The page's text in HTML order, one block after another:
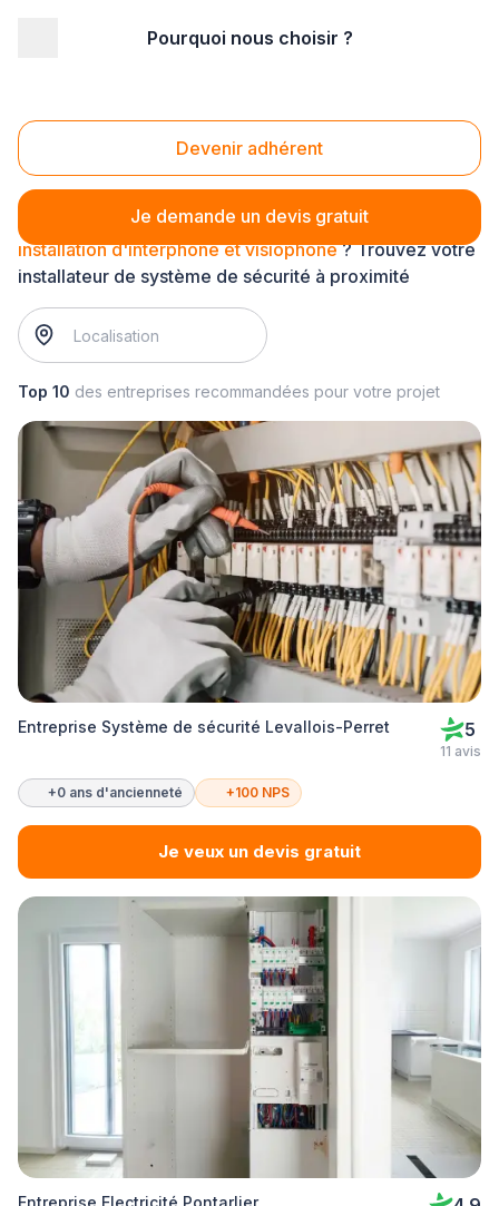
Pourquoi nous choisir ?
Devenir adhérent
Je demande un devis gratuit
Installation d'interphone et visiophone
installation d'interphone et visiophone? Trouvez votre
installateur de système de sécurité à proximité
Top 10 des entreprises recommandées pour votre projet
Entreprise Système de sécurité Levallois-Perret 5
11 avis
+0 ans d'ancienneté +100 NPS
Je veux un devis gratuit
Entreprise Electricité Pontarlier